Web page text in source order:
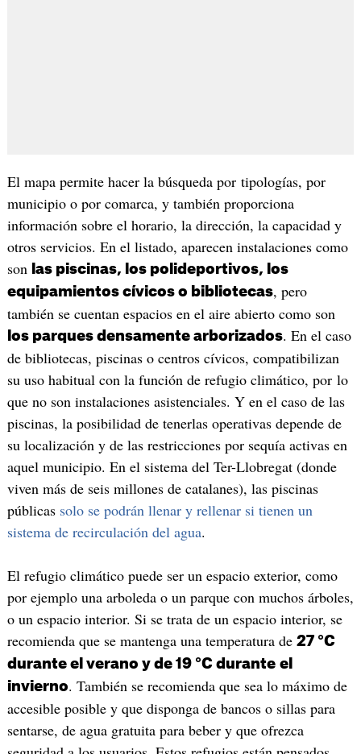
El mapa permite hacer la búsqueda por tipologías, por
municipio o por comarca, y también proporciona
información sobre el horario, la dirección, la capacidad y
otros servicios. En el listado, aparecen instalaciones como
son las piscinas, los polideportivos, los
equipamientos cívicos o bibliotecas, pero
también se cuentan espacios en el aire abierto como son
los parques densamente arborizados. En el caso
de bibliotecas, piscinas o centros cívicos, compatibilizan
su uso habitual con la función de refugio climático, por lo
que no son instalaciones asistenciales. Y en el caso de las
piscinas, la posibilidad de tenerlas operativas depende de
su localización y de las restricciones por sequía activas en
aquel municipio. En el sistema del Ter-Llobregat (donde
viven más de seis millones de catalanes), las piscinas
públicas solo se podrán llenar y rellenar si tienen un
sistema de recirculación del agua.
El refugio climático puede ser un espacio exterior, como
por ejemplo una arboleda o un parque con muchos árboles,
o un espacio interior. Si se trata de un espacio interior, se
recomienda que se mantenga una temperatura de 27 °C
durante el verano y de 19 °C durante el
invierno. También se recomienda que sea lo máximo de
accesible posible y que disponga de bancos o sillas para
sentarse, de agua gratuita para beber y que ofrezca